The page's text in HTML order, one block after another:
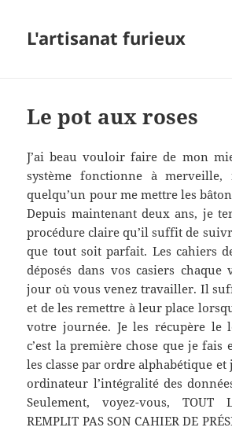
L'artisanat furieux
Le pot aux roses
J’ai beau vouloir faire de mon
système fonctionne à
quelqu’un pour me mettre les
Depuis maintenant deux ans, je
procédure claire qu’il suffit de
que tout soit parfait. Les cahiers
déposés dans vos casiers chaque
jour où vous venez travailler. Il
et de les remettre à leur place
votre journée. Je les récupère le
c’est la première chose que je
les classe par ordre alphabétique
ordinateur l’intégralité des
Seulement, voyez-vous, TOUT
REMPLIT PAS SON CAHIER DE